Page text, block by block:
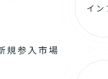
規参入市場
イン